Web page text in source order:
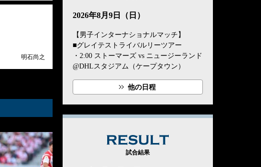
明石尚之
2026年8月9日（日）
【男子インターナショナルマッチ】
■グレイテストライバルリーツアー
・2:00 ストーマーズ vs ニュージーランド
@DHLスタジアム（ケープタウン）
他の日程
試合結果